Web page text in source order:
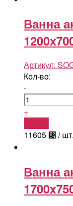
Ванна
Артикул:
Кол-во:
-
+
11605 ⃄ / шт.
Ванна